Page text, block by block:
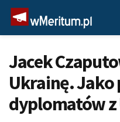
Jacek
Ukrainę.
dyplomatów z